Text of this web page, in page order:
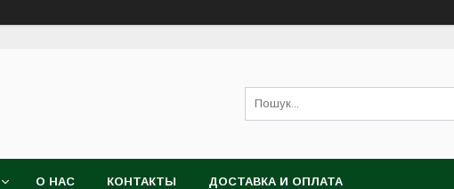
О НАС КОНТАКТЫ ДОСТАВКА И ОПЛАТА